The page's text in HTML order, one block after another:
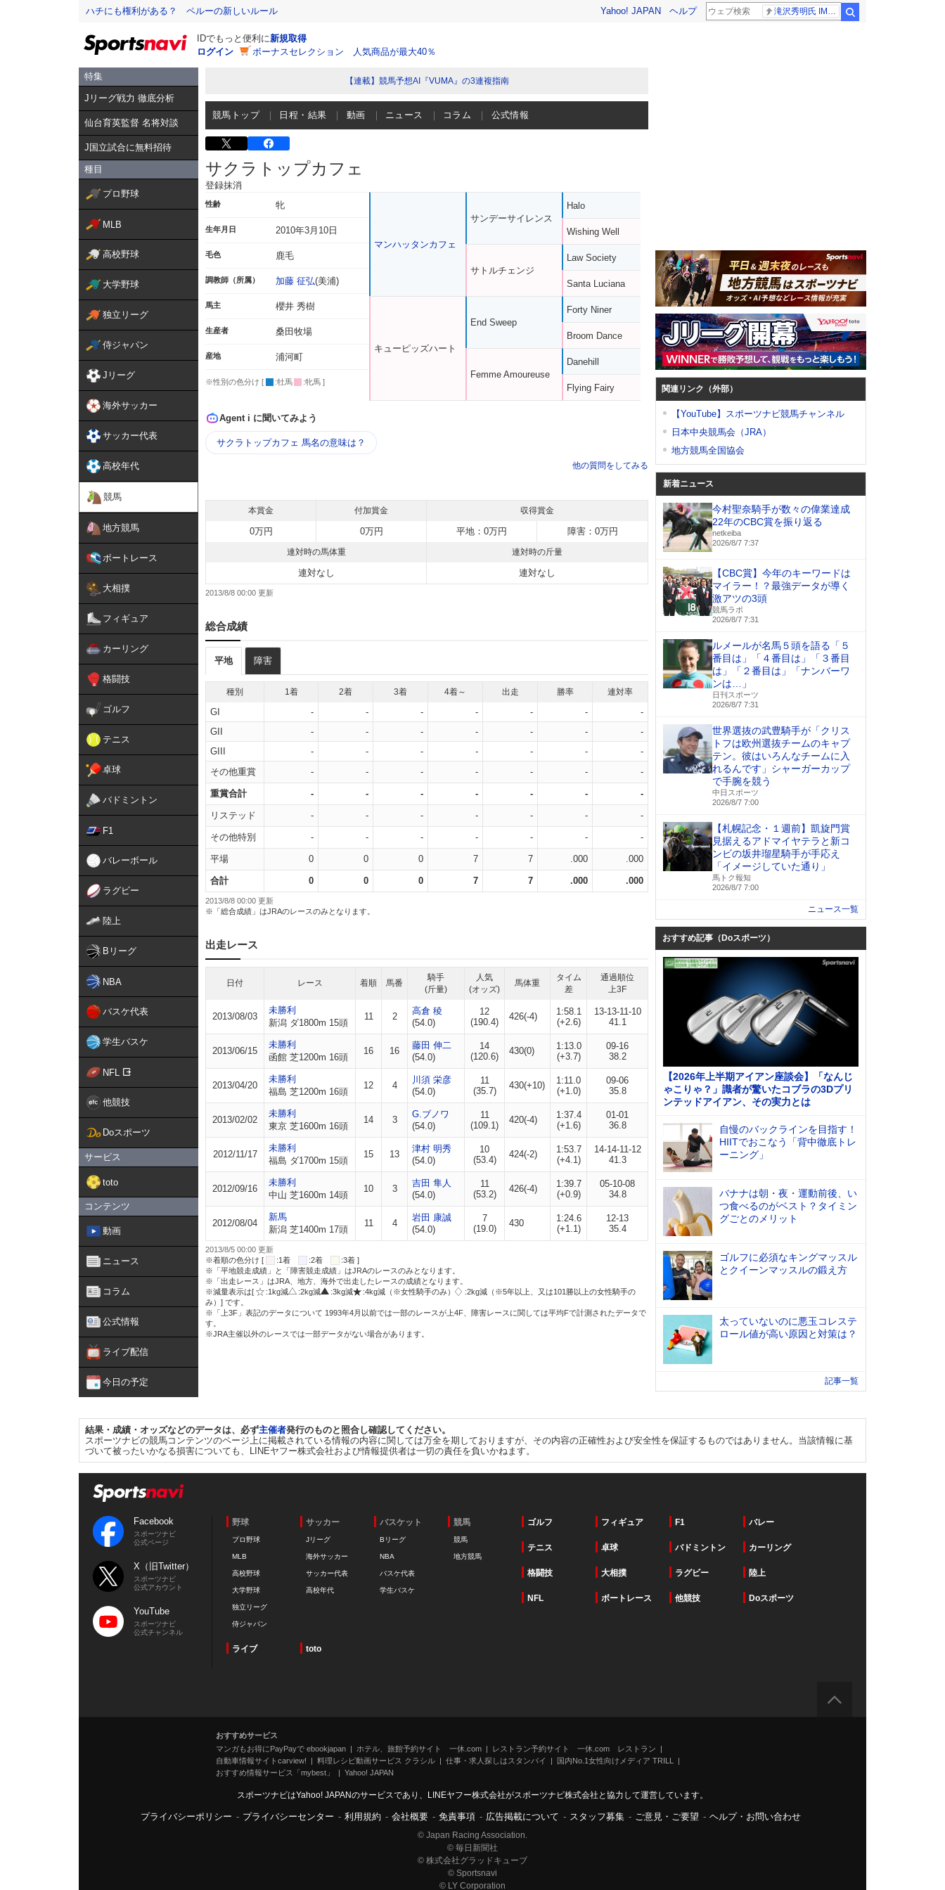
ハチにも権利がある？ ペルーの新しいルール Yahoo! JAPAN ヘルプ
IDでもっと便利に新規取得
ログイン
ボーナスセレクション 人気商品が最大40％
特集
Jリーグ戦力 徹底分析
仙台育英監督 名将対談
J国立試合に無料招待
種目
プロ野球
MLB
高校野球
大学野球
独立リーグ
侍ジャパン
Jリーグ
海外サッカー
サッカー代表
高校年代
競馬
地方競馬
ボートレース
大相撲
フィギュア
カーリング
格闘技
ゴルフ
テニス
卓球
バドミントン
F1
バレーボール
ラグビー
陸上
Bリーグ
NBA
バスケ代表
学生バスケ
NFL
他競技
Doスポーツ
サービス
toto
コンテンツ
動画
ニュース
コラム
公式情報
ライブ配信
今日の予定
【連載】競馬予想AI『VUMA』の3連複指南
競馬トップ 日程・結果 動画 ニュース コラム 公式情報
サクラトップカフェ
登録抹消
性齢 牝
生年月日 2010年3月10日
毛色 鹿毛
調教師（所属） 加藤 征弘(美浦)
馬主 櫻井 秀樹
生産者 桑田牧場
産地 浦河町
※性別の色分け [ :牡馬 :牝馬 ]
マンハッタンカフェ
キューピッズハート
サンデーサイレンス
サトルチェンジ
End Sweep
Femme Amoureuse
Halo
Wishing Well
Law Society
Santa Luciana
Forty Niner
Broom Dance
Danehill
Flying Fairy
Agent i に聞いてみよう
サクラトップカフェ 馬名の意味は？
他の質問をしてみる
本賞金 付加賞金 収得賞金
0万円 0万円 平地：0万円 障害：0万円
連対時の馬体重 連対時の斤量
連対なし 連対なし
2013/8/8 00:00
総合成績
平地 障害
種別 1着 2着 3着 4着～ 出走 勝率 連対率
GI - - - - - -
-
GII
- - - - - -
-
GIII
- - - - - -
-
その他重賞
- - - - - - -
重賞合計 - - - - - - -
リステッド - - - - - - -
その他特別 - - - - - - -
平場 0 0 0 7 7 .000 .000
合計 0 0 0 7 7 .000 .000
2013/8/8 00:00 更新
※「総合成績」はJRAのレースのみとなります。
出走レース
日付 レース 着順 馬番
騎手
(斤量)
人気
(オッズ)
馬体重
タイム
差
通過順位
上3F
2013/08/03
未勝利
新潟 ダ1800m 15頭
11 2
高倉 稜
(54.0)
12
(190.4)
426(-4)
1:58.1
(+2.6)
13-13-11-10
41.1
2013/06/15
未勝利
函館 芝1200m 16頭
16 16
藤田 伸二
(54.0)
14
(120.6)
430(0)
1:13.0
(+3.7)
09-16
38.2
2013/04/20
未勝利
福島 芝1200m 16頭
12 4
川須 栄彦
(54.0)
11
(35.7)
430(+10)
1:11.0
(+1.0)
09-06
35.8
2013/02/02
未勝利
東京 芝1600m 16頭
14 3
G.ブノワ
(54.0)
11
(109.1)
420(-4)
1:37.4
(+1.6)
01-01
36.8
2012/11/17
未勝利
福島 ダ1700m 15頭
15 13
津村 明秀
(54.0)
10
(53.4)
424(-2)
1:53.7
(+4.1)
14-14-11-12
41.3
2012/09/16
未勝利
中山 芝1600m 14頭
10 3
吉田 隼人
(54.0)
11
(53.2)
426(-4)
1:39.7
(+0.9)
05-10-08
34.8
2012/08/04
新馬
新潟 芝1400m 17頭
11 4
岩田 康誠
(54.0)
7
(19.0)
430
1:24.6
(+1.1)
12-13
35.4
2013/8/5 00:00 更新
※着順の色分け [
:1着 :2着
:3着 ]
※「平地競走成績」と「障害競走成績」はJRAのレースのみとなります。
※「出走レース」はJRA、地方、海外で出走したレースの成績となります。
※減量表示は[
:1kg減 :2kg減 :3kg減 :4kg減（※女性騎手のみ）
:2kg減（※5年以上、又は101勝以上の女性騎手の
み）] です。
※「上3F」表記のデータについて 1993年4月以前では一部のレースが上4F、障害レースに関しては平均Fで計測されたデータで
す。
※JRA主催以外のレースでは一部データがない場合があります。
関連リンク（外部）
【YouTube】スポーツナビ競馬チャンネル
日本中央競馬会（JRA）
地方競馬全国協会
新着ニュース
今村聖奈騎手が数々の偉業達成
22年のCBC賞を振り返る
netkeiba
2026/8/7 7:37
【CBC賞】今年のキーワードは
マイラー！？最強データが導く
激アツの3頭
競馬ラボ
2026/8/7 7:31
ルメールが名馬５頭を語る「５
番目は」「４番目は」「３番目
は」「２番目は」「ナンバーワ
ンは…」
日刊スポーツ
2026/8/7 7:31
世界選抜の武豊騎手が「クリス
トフは欧州選抜チームのキャプ
テン。彼はいろんなチームに入
れるんです」シャーガーカップ
で手腕を競う
中日スポーツ
2026/8/7 7:00
【札幌記念・１週前】凱旋門賞
見据えるアドマイヤテラと新コ
ンビの坂井瑠星騎手が手応え
「イメージしていた通り」
馬トク報知
2026/8/7 7:00
ニュース一覧
おすすめ記事（Doスポーツ）
【2026年上半期アイアン座談会】「なんじ
ゃこりゃ？」識者が驚いたコブラの3Dプリ
ンテッドアイアン、その実力とは
自慢のバックラインを目指す！
HIITでおこなう「背中徹底トレ
ーニング」
バナナは朝・夜・運動前後、い
つ食べるのがベスト？タイミン
グごとのメリット
ゴルフに必須なキングマッスル
とクイーンマッスルの鍛え方
太っていないのに悪玉コレステ
ロール値が高い原因と対策は？
記事一覧
結果・成績・オッズなどのデータは、必ず主催者発行のものと照合し確認してください。
スポーツナビの競馬コンテンツのページ上に掲載されている情報の内容に関しては万全を期しておりますが、その内容の正確性および安全性を保証するものではありません。当該情報に基
づいて被ったいかなる損害についても、LINEヤフー株式会社および情報提供者は一切の責任を負いかねます。
Facebook
スポーツナビ
公式ページ
X（旧Twitter）
スポーツナビ
公式アカウント
YouTube
スポーツナビ
公式チャンネル
野球
プロ野球
MLB
高校野球
大学野球
独立リーグ
侍ジャパン
サッカー
Jリーグ
海外サッカー
サッカー代表
高校年代
バスケット
Bリーグ
NBA
バスケ代表
学生バスケ
競馬
競馬
地方競馬
ゴルフ フィギュア F1 バレー
テニス 卓球 バドミントン カーリング
格闘技 大相撲 ラグビー 陸上
NFL ボートレース 他競技 Doスポーツ
ライブ toto
おすすめサービス
マンガもお得にPayPayで ebookjapan
ホテル、旅館予約サイト 一休.com
レストラン予約サイト 一休.com レストラン
自動車情報サイトcarview!
料理レシピ動画サービス クラシル 仕事・求人探しはスタンバイ
国内No.1女性向けメディア TRILL
おすすめ情報サービス「mybest」
Yahoo! JAPAN
スポーツナビはYahoo! JAPANのサービスであり、LINEヤフー株式会社がスポーツナビ株式会社と協力して運営しています。
プライバシーポリシー - プライバシーセンター - 利用規約 - 会社概要 - 免責事項 - 広告掲載について - スタッフ募集 - ご意見・ご要望 - ヘルプ・お問い合わせ
© Japan Racing Association.
© 毎日新聞社
© 株式会社グラッドキューブ
© Sportsnavi
© LY Corporation